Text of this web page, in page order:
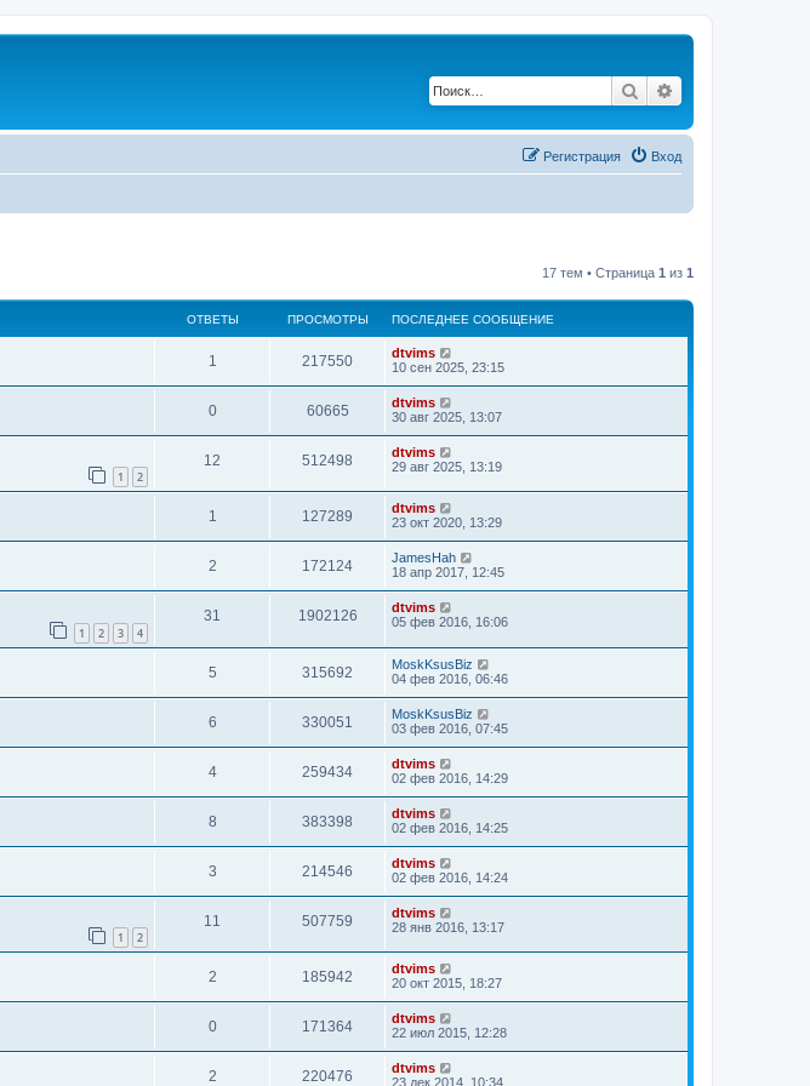
Поиск
Вход
Регистрация
17 тем • Страница 1 из 1
ОТВЕТЫ ПРОСМОТРЫ ПОСЛЕДНЕЕ СООБЩЕНИЕ
1 217550
dtvims
10 сен 2025, 23:15
0 60665
dtvims
30 авг 2025, 13:07
1 2
12 512498
dtvims
29 авг 2025, 13:19
1 127289
dtvims
23 окт 2020, 13:29
2 172124
JamesHah
18 апр 2017, 12:45
1 2 3 4
31 1902126
dtvims
05 фев 2016, 16:06
5 315692
MoskKsusBiz
04 фев 2016, 06:46
6 330051
MoskKsusBiz
03 фев 2016, 07:45
4 259434
dtvims
02 фев 2016, 14:29
8 383398
dtvims
02 фев 2016, 14:25
3 214546
dtvims
02 фев 2016, 14:24
1 2
11 507759
dtvims
28 янв 2016, 13:17
2 185942
dtvims
20 окт 2015, 18:27
0 171364
dtvims
22 июл 2015, 12:28
2 220476
dtvims
23 дек 2014, 10:34